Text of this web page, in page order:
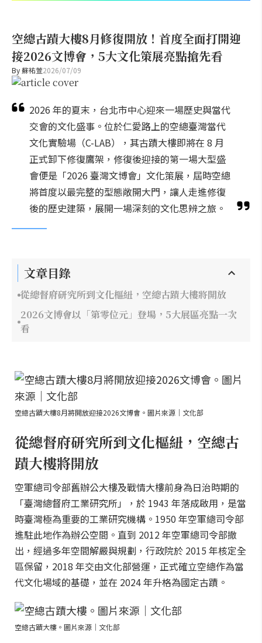
空總古蹟大樓8月修復開放！首度全面打開迎
接2026文博會，5大文化策展亮點搶先看
By蘇祐萱2026/07/09
2026 年的夏末，台北市中心迎來一場歷史與當代
交會的文化盛事。位於仁愛路上的空總臺灣當代
文化實驗場（C-LAB），其古蹟大樓即將在 8 月
正式卸下修復鷹架，修復後迎接的第一場大型盛
會便是「2026 臺灣文博會」文化策展，屆時空總
將首度以最完整的型態敞開大門，讓人走進修復
後的歷史建築，展開一場深刻的文化思辨之旅。
文章目錄
從總督府研究所到文化樞紐，空總古蹟大樓將開放
2026文博會以「第零位元」登場，5大展區亮點一次
看
空總古蹟大樓8月將開放迎接2026文博會。圖片來源｜文化部
從總督府研究所到文化樞紐，空總古
蹟大樓將開放
空軍總司令部舊辦公大樓及戰情大樓前身為日治時期的
「臺灣總督府工業研究所」，於 1943 年落成啟用，是當
時臺灣極為重要的工業研究機構。1950 年空軍總司令部
進駐此地作為辦公空間。直到 2012 年空軍總司令部撤
出，經過多年空間解嚴與規劃，行政院於 2015 年核定全
區保留，2018 年交由文化部營運，正式確立空總作為當
代文化場域的基礎，並在 2024 年升格為國定古蹟。
空總古蹟大樓。圖片來源｜文化部